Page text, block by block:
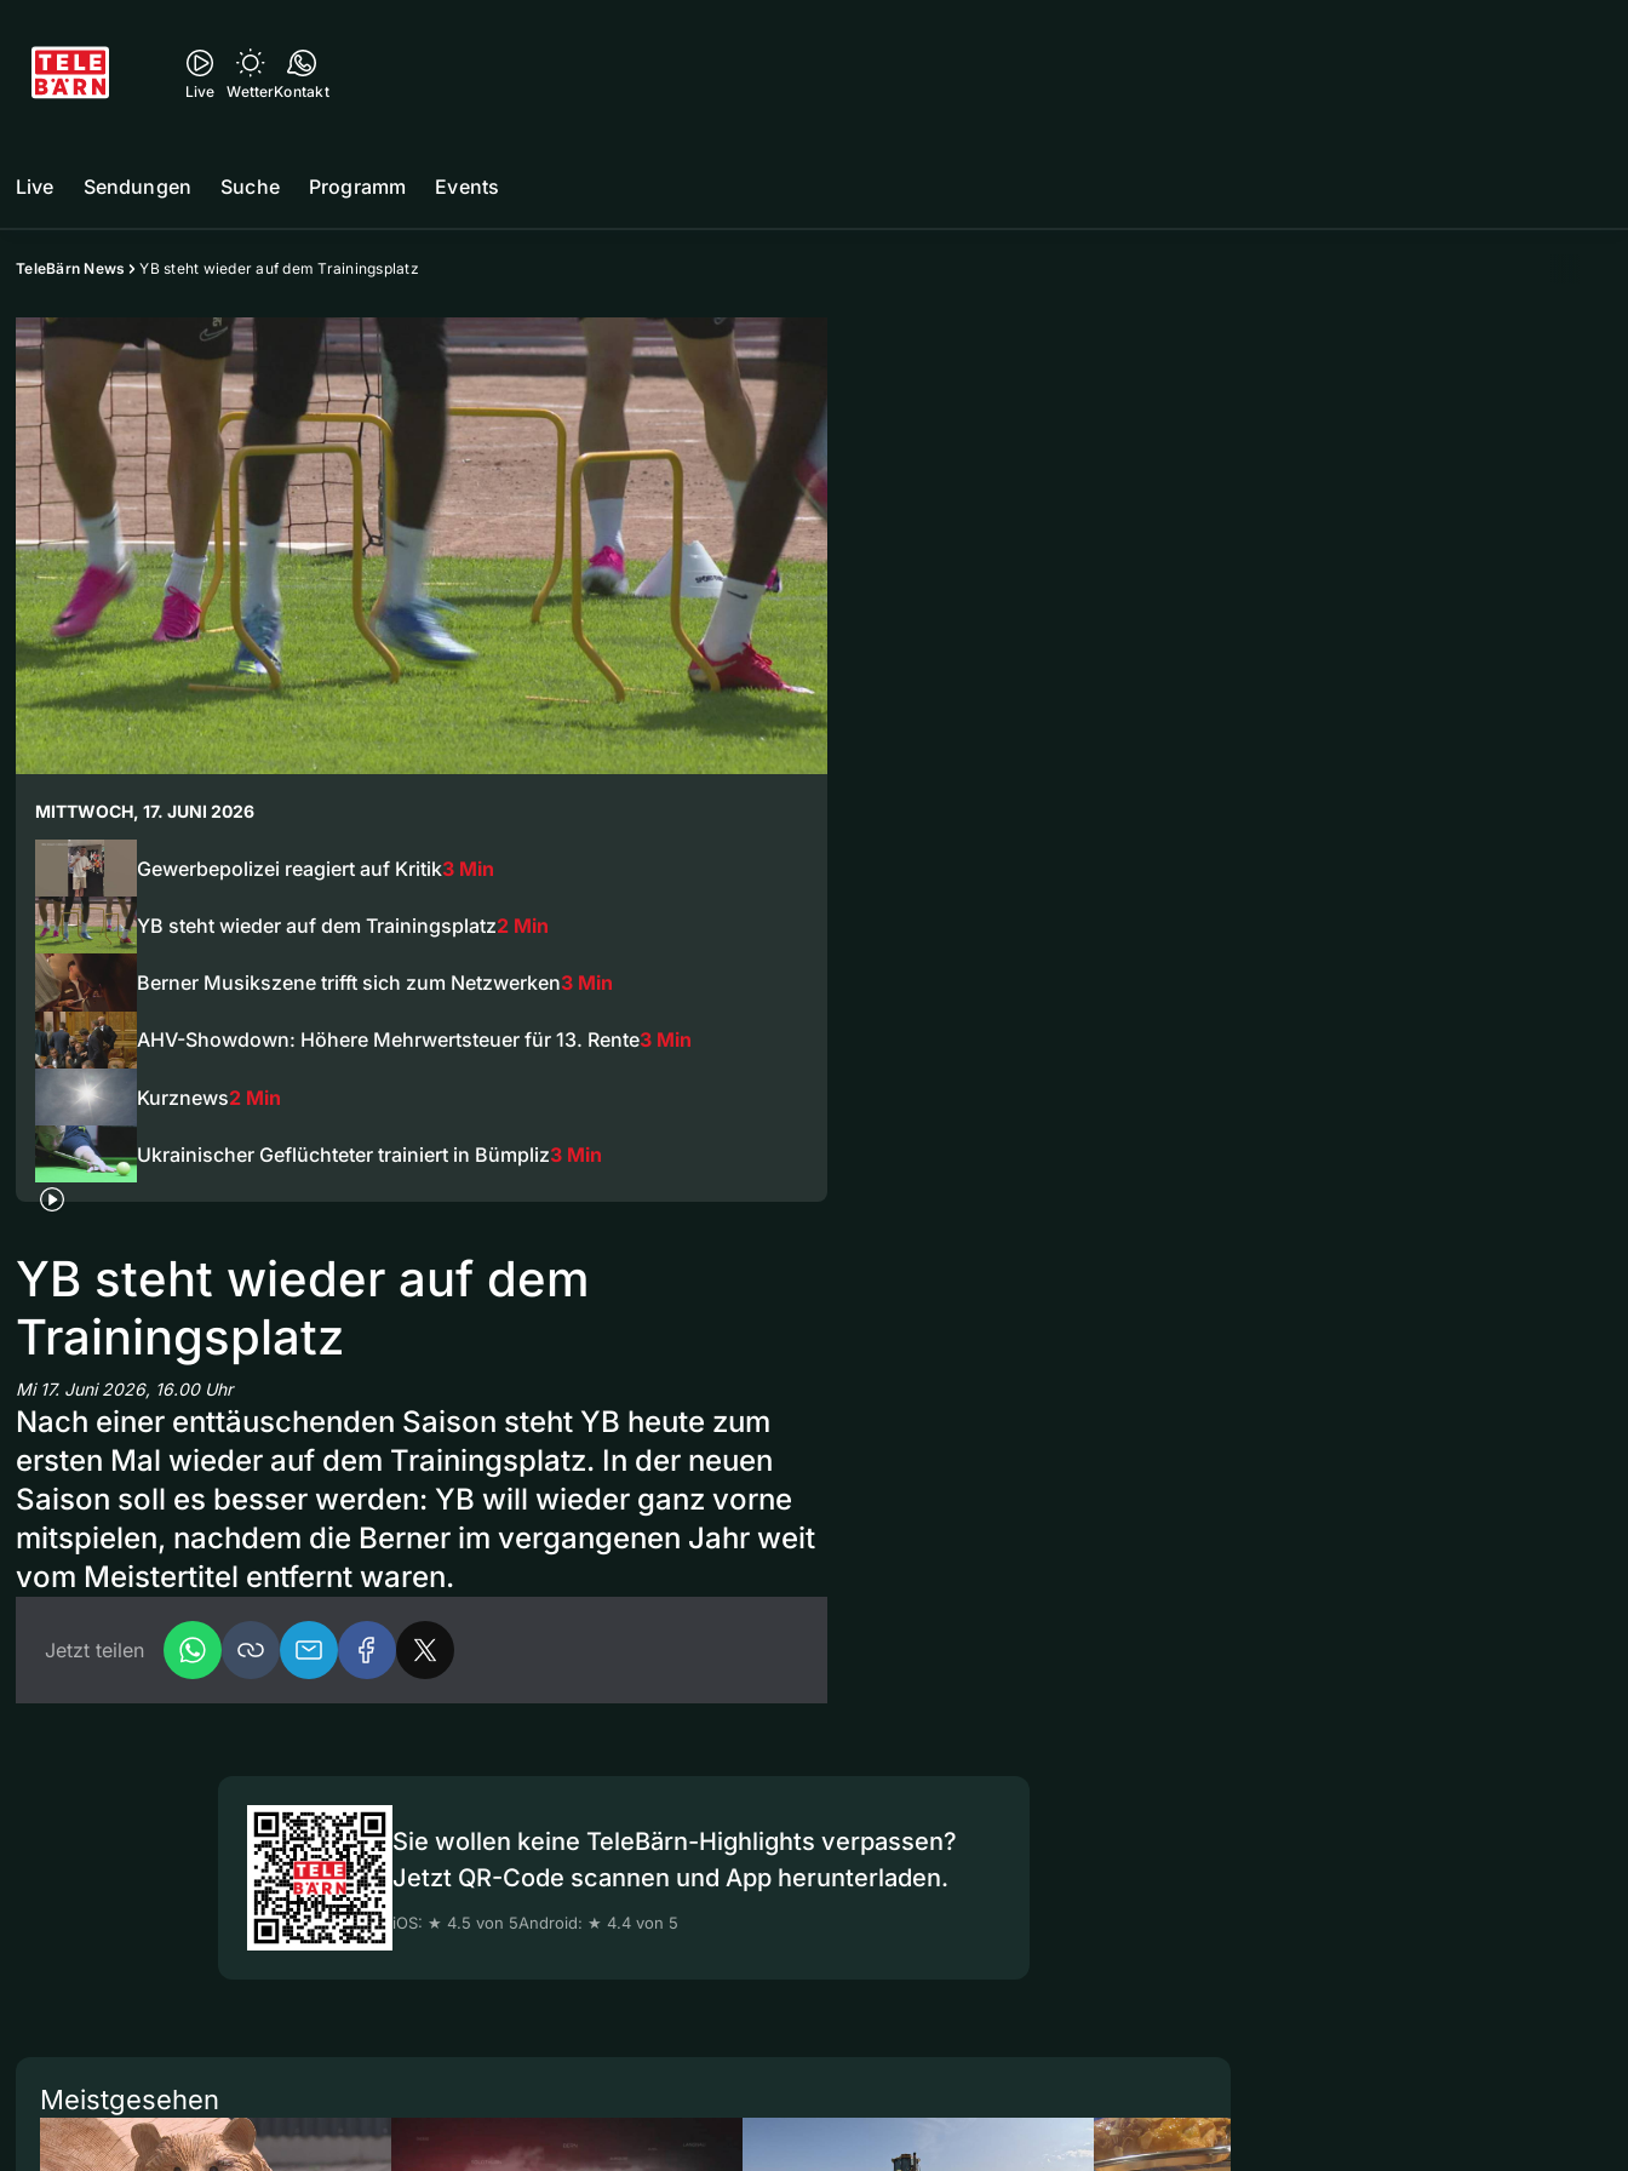
Live WetterKontakt
Live Sendungen Suche Programm Events
TeleBärn News YB steht wieder auf dem Trainingsplatz
MITTWOCH, 17. JUNI 2026
Gewerbepolizei reagiert auf Kritik3 Min
YB steht wieder auf dem Trainingsplatz2 Min
Berner Musikszene trifft sich zum Netzwerken3 Min
AHV-Showdown: Höhere Mehrwertsteuer für 13. Rente3 Min
Kurznews2 Min
Ukrainischer Geflüchteter trainiert in Bümpliz3 Min
YB steht wieder auf dem
Trainingsplatz
Mi 17. Juni 2026, 16.00 Uhr
Nach einer enttäuschenden Saison steht YB heute zum
ersten Mal wieder auf dem Trainingsplatz. In der neuen
Saison soll es besser werden: YB will wieder ganz vorne
mitspielen, nachdem die Berner im vergangenen Jahr weit
vom Meistertitel entfernt waren.
Jetzt teilen
Sie wollen keine TeleBärn-Highlights verpassen?
Jetzt QR-Code scannen und App herunterladen.
iOS: ★ 4.5 von 5Android: ★ 4.4 von 5
Meistgesehen